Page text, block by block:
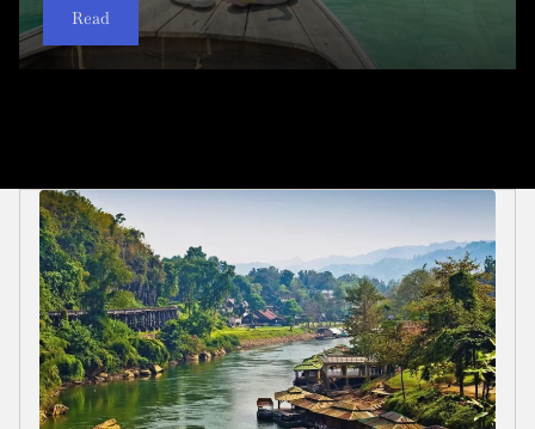
Read
Read
Read
Read
Read
Read
Read
Read
Read
Read